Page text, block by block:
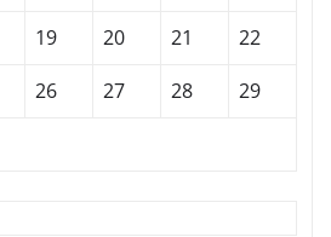
19 20 21
22
26 27 28
29